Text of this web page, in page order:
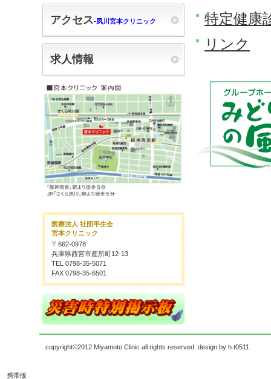
特定健康
リンク
アクセス‐夙川宮本クリニック
求人情報
医療法人 社団平生会
宮本クリニック
〒662-0978
兵庫県西宮市産所町12-13
TEL 0798-35-5071
FAX 0798-35-6501
copyright©2012 Miyamoto Clinic all rights reserved. design by h.t0511
携帯版